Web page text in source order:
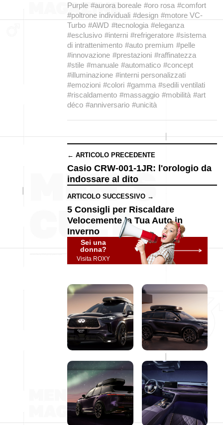
Purple #aurora boreale #oro rosa #comfort
#poltrone individuali #design #motore VC-
Turbo #AWD #tecnologia #eleganza
#esclusivo #interni #refrigeratore #sistema
di intrattenimento #auto premium #pelle
#innovazione #prestazioni #raffinatezza
#stile #manuale #automatico #concept
#illuminazione #interni personalizzati
#emozioni #colori #gamma #sedili ventilati
#riscaldamento #massaggio #mobilità #art
déco #anniversario #unicità
← ARTICOLO PRECEDENTE
Casio CRW-001-1JR: l'orologio da
indossare al dito
ARTICOLO SUCCESSIVO →
5 Consigli per Riscaldare
Velocemente la Tua Auto in
Inverno
Sei una
donna?
Visita ROXY